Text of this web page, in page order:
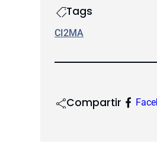
Tags
CI2MA
Compartir